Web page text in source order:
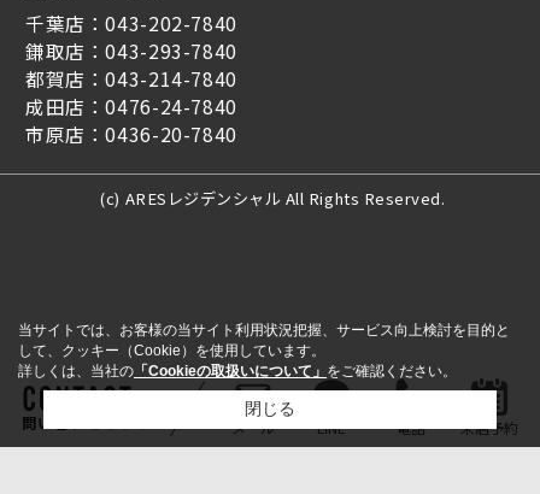
千葉店：043-202-7840
鎌取店：043-293-7840
都賀店：043-214-7840
成田店：0476-24-7840
市原店：0436-20-7840
(c) ARESレジデンシャル All Rights Reserved.
問い合わせをする メール LINE 電話 来店予約
当サイトでは、お客様の当サイト利用状況把握、サービス向上検討を目的と
して、クッキー（Cookie）を使用しています。
詳しくは、当社の 「Cookieの取扱いについて」 をご確認ください。
閉じる